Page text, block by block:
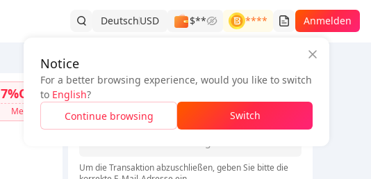
DeutschUSD $** **** Anmelden
Bestellinformationen
*
Um die Transaktion abzuschließen, geben Sie bitte die
7%OFF
Mehr
Notice
For a better browsing experience, would you like to switch
to English?
Continue browsing
Switch